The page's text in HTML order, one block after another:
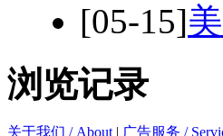
[05-15]
浏览记录
关于我们 / About | 广告服务 /